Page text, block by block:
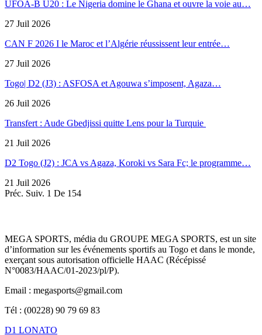
UFOA-B U20 : Le Nigeria domine le Ghana et ouvre la voie au…
27 Juil 2026
CAN F 2026 I le Maroc et l’Algérie réussissent leur entrée…
27 Juil 2026
Togo| D2 (J3) : ASFOSA et Agouwa s’imposent, Agaza…
26 Juil 2026
Transfert : Aude Gbedjissi quitte Lens pour la Turquie
21 Juil 2026
D2 Togo (J2) : JCA vs Agaza, Koroki vs Sara Fc; le programme…
21 Juil 2026
Préc. Suiv. 1 De 154
MEGA SPORTS, média du GROUPE MEGA SPORTS, est un site
d’information sur les événements sportifs au Togo et dans le monde,
exerçant sous autorisation officielle HAAC (Récépissé
N°0083/HAAC/01-2023/pl/P).
Email : megasports@gmail.com
Tél : (00228) 90 79 69 83
D1 LONATO